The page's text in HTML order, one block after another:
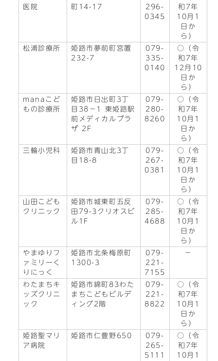
医院
町14-17
296-
0345
和7年
10月1
日か
ら）
松浦診療所
姫路市夢前町宮置
232-7
079-
335-
0140
○（令
和7年
12月10
日か
ら）
manaこど
もの診療所
姫路市日出町3丁
目38−1 東姫路駅
前メディカルプラ
ザ 2F
079-
280-
8260
○（令
和7年
10月1
日か
ら）
三輪小児科
姫路市青山北3丁
目18-8
079-
267-
0381
○（令
和7年
10月1
日か
ら）
山田こども
クリニック
姫路市城東町五反
田79-3クリオスビ
ル1F
079-
285-
4688
○（令
和7年
10月1
日か
ら）
やまゆりフ
ァミリーく
りにっく
姫路市北条梅原町
1300-3
079-
221-
7155
－
わたまちキ
ッズクリニ
ック
姫路市綿町83わた
まちこどもビルデ
ィング2階
079-
221-
8822
○（令
和7年
10月1
日か
ら）
姫路聖マリ
ア病院
姫路市仁豊野650
079-
265-
5111
○（令
和7年
10月1